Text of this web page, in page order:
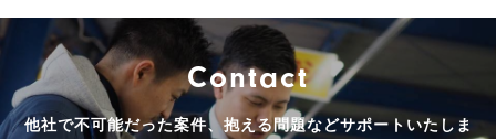
o
k
Contact
他社で不可能だった案件、抱える問題などサポートいたしま